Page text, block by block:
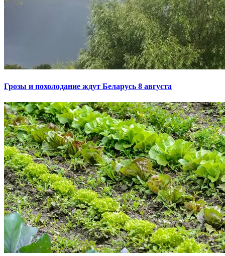
Грозы и похолодание ждут Беларусь 8 августа